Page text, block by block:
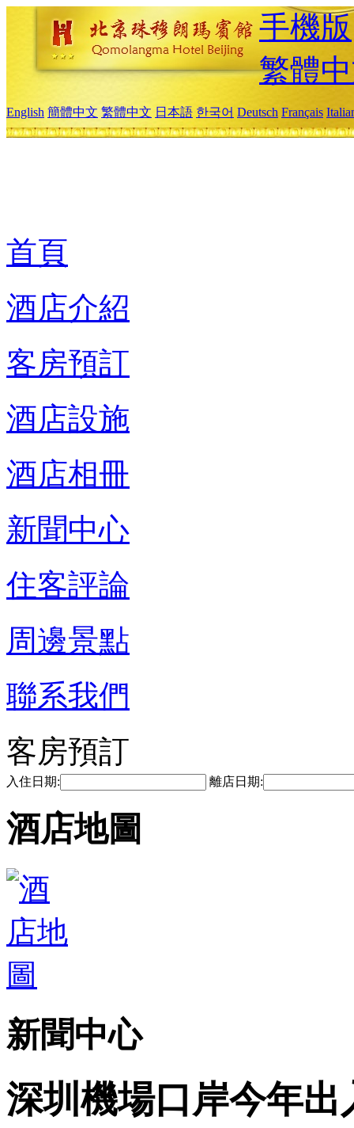
手機版
繁體
English 簡體中文 繁體中文 日本語 한국어 Deutsch Français
首頁
酒店介紹
客房預訂
酒店設施
酒店相冊
新聞中心
住客評論
周邊景點
聯系我們
客房預訂
入住日期: 離店日期:
酒店地圖
新聞中心
深圳機場口岸今年出